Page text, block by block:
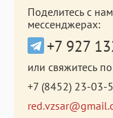
Поделитесь с
мессенджерах:
+7 927
или свяжитесь
+7 (8452) 23-03-